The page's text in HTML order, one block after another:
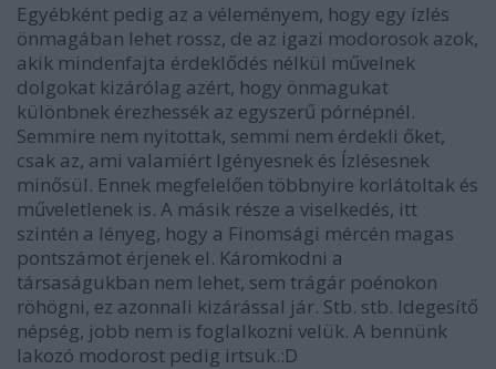
Egyébként pedig az a véleményem, hogy egy ízlés
önmagában lehet rossz, de az igazi modorosok azok,
akik mindenfajta érdeklődés nélkül művelnek
dolgokat kizárólag azért, hogy önmagukat
különbnek érezhessék az egyszerű pórnépnél.
Semmire nem nyitottak, semmi nem érdekli őket,
csak az, ami valamiért Igényesnek és Ízlésesnek
minősül. Ennek megfelelően többnyire korlátoltak és
műveletlenek is. A másik része a viselkedés, itt
szintén a lényeg, hogy a Finomsági mércén magas
pontszámot érjenek el. Káromkodni a
társaságukban nem lehet, sem trágár poénokon
röhögni, ez azonnali kizárással jár. Stb. stb. Idegesítő
népség, jobb nem is foglalkozni velük. A bennünk
lakozó modorost pedig irtsuk.:D